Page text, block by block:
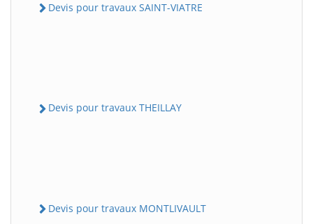
Devis pour travaux SAINT-VIATRE
Devis pour travaux THEILLAY
Devis pour travaux MONTLIVAULT